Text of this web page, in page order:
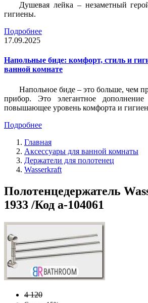
Душевая лейка – незаметный
гигиены.
Подробнее
17.09.2025
Напольные биде: комфорт, стиль и
ванной комнате
Напольное биде – это больше, чем
прибор. Это элегантное
повышающее уровень комфорта и
Подробнее
Главная
Аксессуары для ванной комнаты
Держатели для полотенец
Wasserkraft
Полотенцедержатель
1933 /Код a-104061
4 120